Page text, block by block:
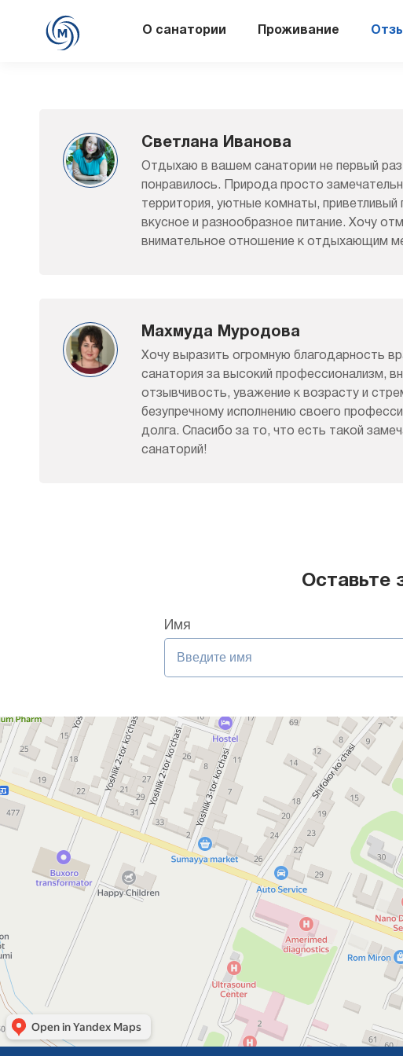
О санатории Проживание
Светлана Иванова
Отдыхаю в вашем санатории не первый
понравилось. Природа просто
территория, уютные комнаты, приветливый
вкусное и разнообразное питание. Хочу
внимательное отношение к отдыхающим
Махмуда Муродова
Хочу выразить огромную благодарность
санатория за высокий профессионализм,
отзывчивость, уважение к возрасту и
безупречному исполнению своего
долга. Спасибо за то, что есть такой
санаторий!
Оставьте
Имя